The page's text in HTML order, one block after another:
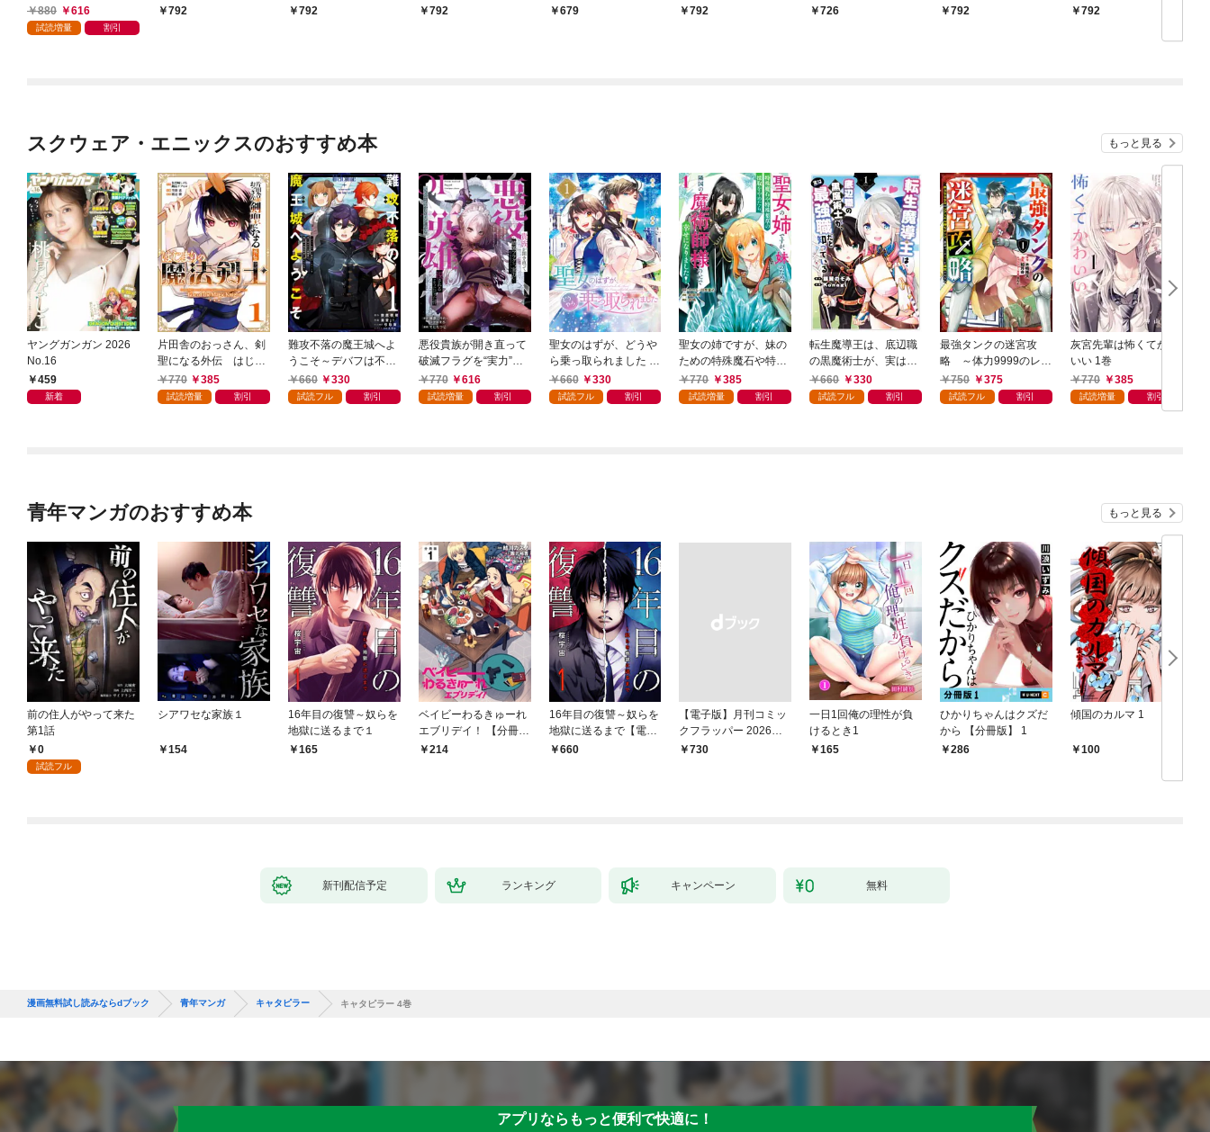
～破滅ルートはぶっ壊
す～(1)【電子特典付】
880 616
試読増量 割引
792
ムを作ることにした(1)
792
ゃう元魔王様の世界征
792 679
792
726
792
792
スクウェア・エニックスのおすすめ本 もっと見る
ヤングガンガン 2026
No.16
459
新着
片田舎のおっさん、剣
聖になる外伝 はじま
りの魔法剣士 1巻
770 385
試読増量 割引
難攻不落の魔王城へよ
うこそ～デバフは不要
と勇者パーティーを追
い出された黒魔導士、
660 330
試読フル 割引
悪役貴族が開き直って
破滅フラグを“実力”で
叩き折っていたら、い
つの間にかヒロイン達
770 616
試読増量 割引
聖女のはずが、どうや
ら乗っ取られました 1
巻660 330
試読フル 割引
聖女の姉ですが、妹の
ための特殊魔石や特殊
薬草の採取をやめた
ら、隣国の魔術師様の
770 385
試読増量 割引
転生魔導王は、底辺職
の黒魔術士が、実は最
強職だと知っている 1
巻
660 330
試読フル 割引
最強タンクの迷宮攻
略 ～体力9999のレア
スキル持ちタンク、勇
者パーティーを追放さ
750 375
試読フル 割引
灰宮先輩は怖くてかわ
いい 1巻
770
385
試読増量 割引
青年マンガのおすすめ本 もっと見る
前の住人がやって来た
第1話
0
試読フル
シアワセな家族１
154
16年目の復讐～奴らを
地獄に送るまで１
165
ベイビーわるきゅーれ
エブリデイ！ 【分冊
版】 1
214
16年目の復讐～奴らを
地獄に送るまで【電子
単行本版】１
660
【電子版】月刊コミッ
クフラッパー 2026年9
月号
￥730
一日1回俺の理性が負
けるとき1
165
ひかりちゃんはクズだ
から 【分冊版】 1
286
傾国のカルマ 1
100
新刊配信予定 ランキング キャンペーン 無料
漫画無料試し読みならdブック 青年マンガ キャタピラー キャタピラー 4巻
アプリならもっと便利で快適に！